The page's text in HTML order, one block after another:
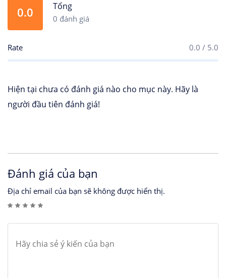
0.0 Tổng
0 đánh giá
Rate 0.0 / 5.0
Hiện tại chưa có đánh giá nào cho mục này. Hãy là
người đầu tiên đánh giá!
Đánh giá của bạn
Địa chỉ email của bạn sẽ không được hiển thị.